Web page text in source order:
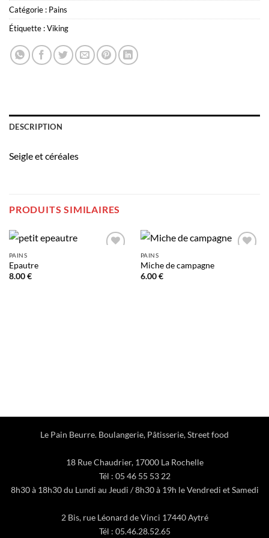
Catégorie : Pains
Étiquette :Viking
DESCRIPTION
Seigle et céréales
PRODUITS SIMILAIRES
PAINS
Epautre
8.00€
PAINS
Miche de campagne
6.00€
Le Pain Beurre. Boulangerie, Pâtisserie, Street food
18 Rue Chaudrier, 17000 La Rochelle
Tél : 05 46 55 53 22
8h30 à 18h30 du Lundi au Jeudi / 8h30 à 19h le Vendredi et Samedi
2 Bis, rue Léonard de Vinci 17440 Aytré
Tél : 05.46.28.52.65